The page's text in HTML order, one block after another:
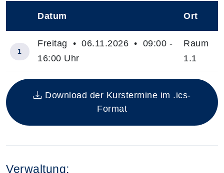
Insgesamt gibt es 1 Termine zum diesen Kurs
Datum Ort
1
Freitag • 06.11.2026 • 09:00 -
16:00 Uhr
Raum
1.1
Download der Kurstermine im .ics-
Format
Verwaltung: